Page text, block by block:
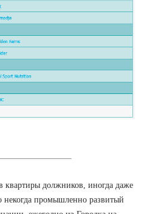
квартиры должников, иногда даже
некогда промышленно развитый